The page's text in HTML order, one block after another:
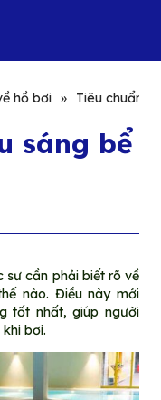
hồ bơi » Tiêu chuẩn
sáng bể
sư cần phải biết rõ về
nào. Điều này mới
tốt nhất, giúp người
bơi.